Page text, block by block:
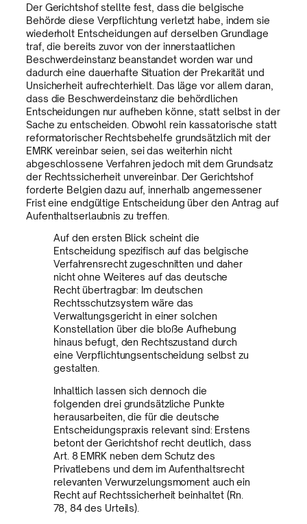
Der Gerichtshof stellte fest, dass die belgische
Behörde diese Verpflichtung verletzt habe, indem sie
wiederholt Entscheidungen auf derselben Grundlage
traf, die bereits zuvor von der innerstaatlichen
Beschwerdeinstanz beanstandet worden war und
dadurch eine dauerhafte Situation der Prekarität und
Unsicherheit aufrechterhielt. Das läge vor allem daran,
dass die Beschwerdeinstanz die behördlichen
Entscheidungen nur aufheben könne, statt selbst in der
Sache zu entscheiden. Obwohl rein kassatorische statt
reformatorischer Rechtsbehelfe grundsätzlich mit der
EMRK vereinbar seien, sei das weiterhin nicht
abgeschlossene Verfahren jedoch mit dem Grundsatz
der Rechtssicherheit unvereinbar. Der Gerichtshof
forderte Belgien dazu auf, innerhalb angemessener
Frist eine endgültige Entscheidung über den Antrag auf
Aufenthaltserlaubnis zu treffen.
Auf den ersten Blick scheint die
Entscheidung spezifisch auf das belgische
Verfahrensrecht zugeschnitten und daher
nicht ohne Weiteres auf das deutsche
Recht übertragbar: Im deutschen
Rechtsschutzsystem wäre das
Verwaltungsgericht in einer solchen
Konstellation über die bloße Aufhebung
hinaus befugt, den Rechtszustand durch
eine Verpflichtungsentscheidung selbst zu
gestalten.
Inhaltlich lassen sich dennoch die
folgenden drei grundsätzliche Punkte
herausarbeiten, die für die deutsche
Entscheidungspraxis relevant sind: Erstens
betont der Gerichtshof recht deutlich, dass
Art. 8 EMRK neben dem Schutz des
Privatlebens und dem im Aufenthaltsrecht
relevanten Verwurzelungsmoment auch ein
Recht auf Rechtssicherheit beinhaltet (Rn.
78, 84 des Urteils).